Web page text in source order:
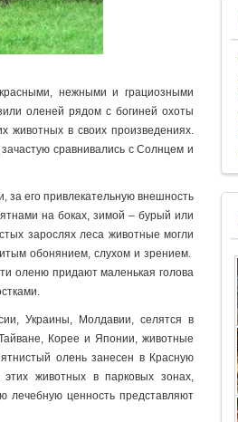
нежными и грациозными
оленей рядом с богиней охоты
животных в своих произведениях.
сравнивались с Солнцем и
за его привлекательную внешность
на боках, зимой – бурый или
зарослях леса животные могли
обонянием, слухом и зрением.
оленю придают маленькая голова
Украины, Молдавии, селятся в
Корее и Японии, животные
олень занесен в Красную
животных в парковых зонах,
лечебную ценность представляют